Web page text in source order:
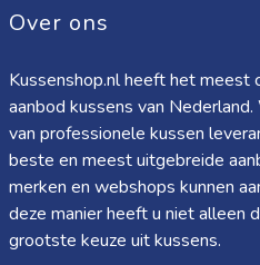
Over ons
Kussenshop.nl heeft het meest
aanbod kussens van
van professionele kussen
beste en meest uitgebreide
merken en webshops kunnen
deze manier heeft u niet alleen
grootste keuze uit kussens.